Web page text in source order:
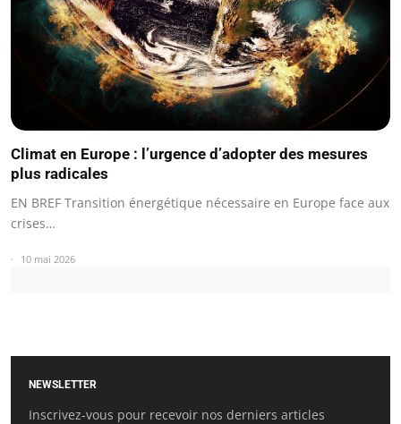
Climat en Europe : l’urgence d’adopter des mesures
plus radicales
EN BREF Transition énergétique nécessaire en Europe face aux
crises…
10 mai 2026
NEWSLETTER
Inscrivez-vous pour recevoir nos derniers articles